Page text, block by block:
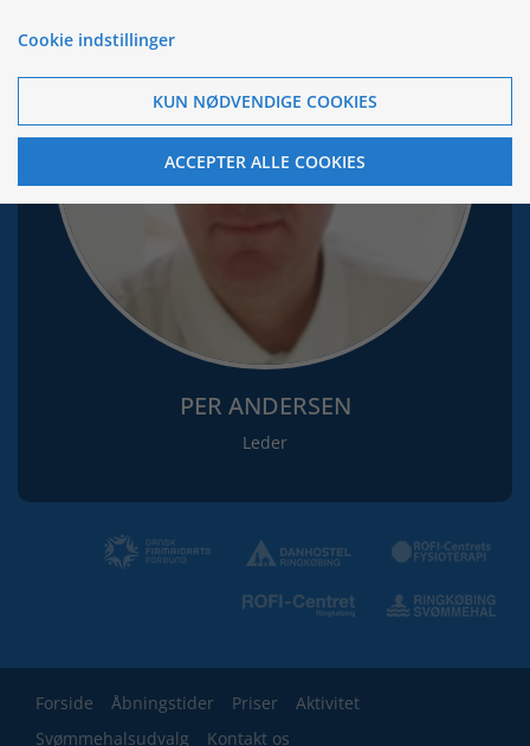
PER ANDERSEN
Leder
Forside Åbningstider Priser
Aktivitet
Svømmehalsudvalg
Kontakt os
Cookie indstillinger
KUN NØDVENDIGE COOKIES
ACCEPTER ALLE COOKIES